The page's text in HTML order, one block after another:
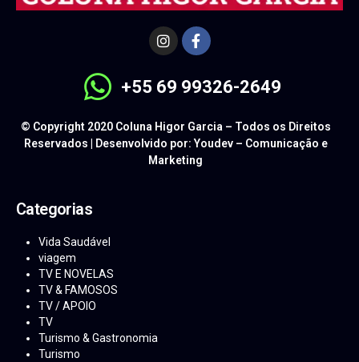
+55 69 99326-2649
© Copyright 2020 Coluna Higor Garcia – Todos os Direitos
Reservados | Desenvolvido por: Youdev – Comunicação e
Marketing
Categorias
Vida Saudável
viagem
TV E NOVELAS
TV & FAMOSOS
TV / APOIO
TV
Turismo & Gastronomia
Turismo